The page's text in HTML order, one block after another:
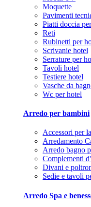
Moquette
Pavimenti
Piatti doccia
Reti
Rubinetti per
Scrivanie hotel
Serrature per
Tavoli hotel
Testiere hotel
Vasche da
Wc per hotel
Arredo per bambini
Accessori per
Arredamento
Arredo bagno
Complementi
Divani e
Sedie e tavoli
Arredo Spa e